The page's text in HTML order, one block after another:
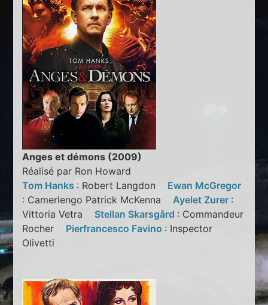
Anges et démons (2009)
Réalisé par Ron Howard
Tom Hanks : Robert Langdon Ewan McGregor
: Camerlengo Patrick McKenna Ayelet Zurer :
Vittoria Vetra Stellan Skarsgård : Commandeur
Rocher Pierfrancesco Favino : Inspector
Olivetti